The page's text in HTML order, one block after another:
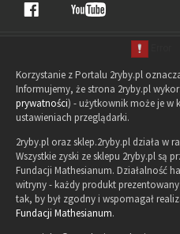
Korzystanie z Portalu 2ryby.pl
Informujemy, że strona 2ryby.pl
prywatności) - użytkownik może je w
ustawieniach przeglądarki.
2ryby.pl oraz sklep.2ryby.pl działa w
Wszystkie zyski ze sklepu 2ryby.pl są
Fundacji Mathesianum. Działalność
witryny - każdy produkt
tak, by był zgodny i wspomagał
Fundacji Mathesianum.